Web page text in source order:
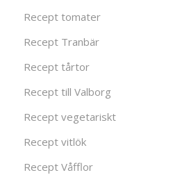
Recept tomater
Recept Tranbär
Recept tårtor
Recept till Valborg
Recept vegetariskt
Recept vitlök
Recept Våfflor